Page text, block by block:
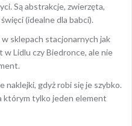
Są abstrakcje, zwierzęta,
(idealne dla babci).
sklepach stacjonarnych jak
Lidlu czy Biedronce, ale nie
naklejki, gdyż robi się je szybko.
którym tylko jeden element